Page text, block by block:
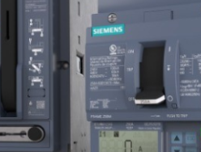
agregados)